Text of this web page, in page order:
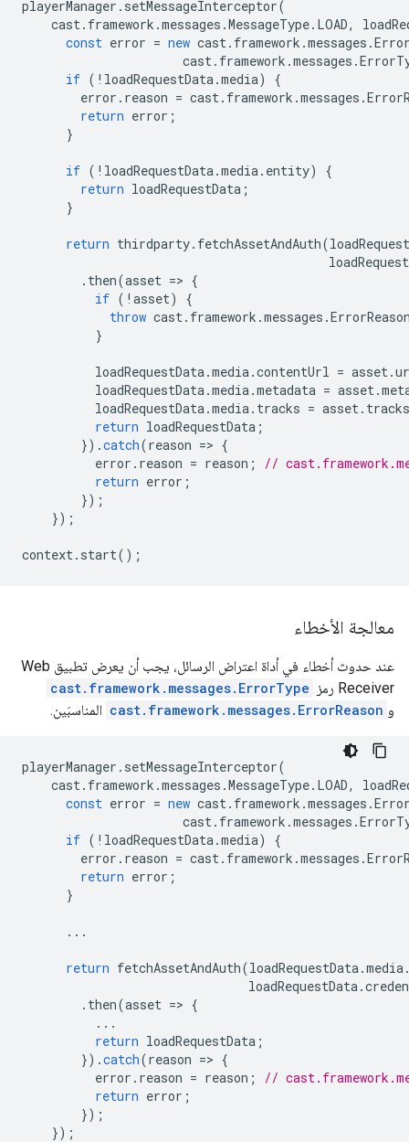
playerManager . setMessageInterceptor(
cast. framework .messages .MessageType. LOAD,
const error = new cast. framework .messages .
cast. framework .messages .
if ( ! loadRequestData.media)
{
error . reason = cast. framework .messages .
return error ;
}
if ( ! loadRequestData.media. entity)
{
return loadRequestData ;
}
return thirdparty. fetchAssetAndAuth(
. then(asset => {
if ( ! asset)
{
throw cast. framework .messages .
}
loadRequestData.media.contentUrl = asset.
loadRequestData.media.metadata = asset.
loadRequestData.media. tracks = asset. tracks
return loadRequestData ;
}).catch(reason => {
error . reason = reason ;
//
return error ;
});
});
context. start();
معالجة الأخطاء
عند حدوث أخطاء في أداة اعتراض الرسائل، يجب أن يعرض تطبيق Web
Receiver رمز
cast.framework.messages.ErrorType
و cast.framework.messages.ErrorReason المناسبَين.
playerManager . setMessageInterceptor(
cast. framework .messages .MessageType. LOAD,
const error = new cast. framework .messages .
cast. framework .messages .
if ( ! loadRequestData.media)
{
error . reason = cast. framework .messages .
return error ;
}
...
return fetchAssetAndAuth(loadRequestData.media
loadRequestData.
. then(asset => {
...
return loadRequestData ;
}).catch(reason => {
error . reason = reason ;
//
return error ;
});
});